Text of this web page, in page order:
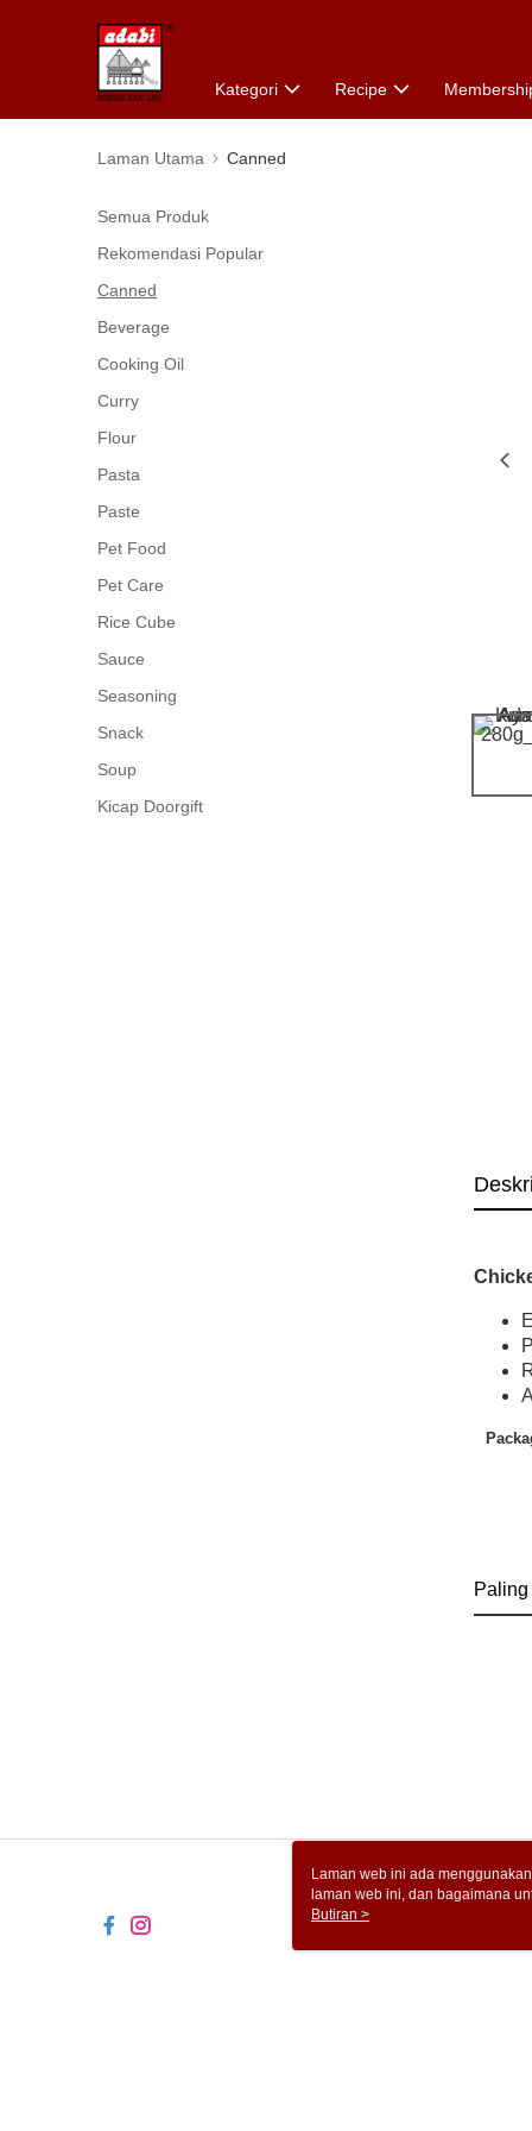
Kategori Recipe
Laman Utama Canned
Semua Produk
Rekomendasi Popular
Canned
Beverage
Cooking Oil
Curry
Flour
Pasta
Paste
Pet Food
Pet Care
Rice Cube
Sauce
Seasoning
Snack
Soup
Kicap Doorgift
Laman web ini ada
laman web ini, dan bagaimana
komputer anda, sila rujuk
komputer anda. Jika anda tidak
Butiran >